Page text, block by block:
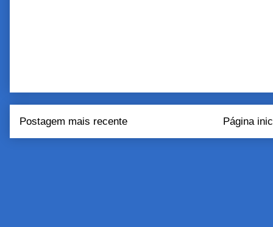
Postagem mais recente Página